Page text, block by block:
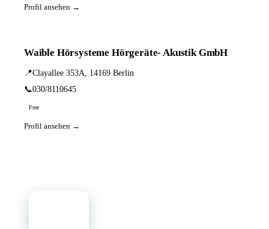
Profil ansehen →
Waible Hörsysteme Hörgeräte- Akustik GmbH
📍Clayallee 353A, 14169 Berlin
📞030/8110645
Free
Profil ansehen →